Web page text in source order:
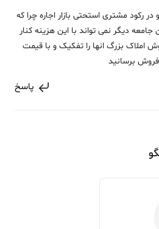
رکود مشتری استحتی بازار اجاره چرا که
دیگر نمی تواند با این هزینه کنار
املاک بزرگ انها را تفکیک و با قیمت
فروش برسانید
پاسخ